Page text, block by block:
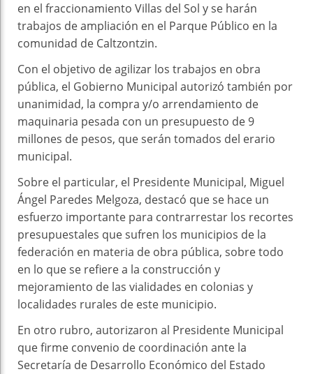
en el fraccionamiento Villas del Sol y se harán
trabajos de ampliación en el Parque Público en la
comunidad de Caltzontzin.
Con el objetivo de agilizar los trabajos en obra
pública, el Gobierno Municipal autorizó también por
unanimidad, la compra y/o arrendamiento de
maquinaria pesada con un presupuesto de 9
millones de pesos, que serán tomados del erario
municipal.
Sobre el particular, el Presidente Municipal, Miguel
Ángel Paredes Melgoza, destacó que se hace un
esfuerzo importante para contrarrestar los recortes
presupuestales que sufren los municipios de la
federación en materia de obra pública, sobre todo
en lo que se refiere a la construcción y
mejoramiento de las vialidades en colonias y
localidades rurales de este municipio.
En otro rubro, autorizaron al Presidente Municipal
que firme convenio de coordinación ante la
Secretaría de Desarrollo Económico del Estado